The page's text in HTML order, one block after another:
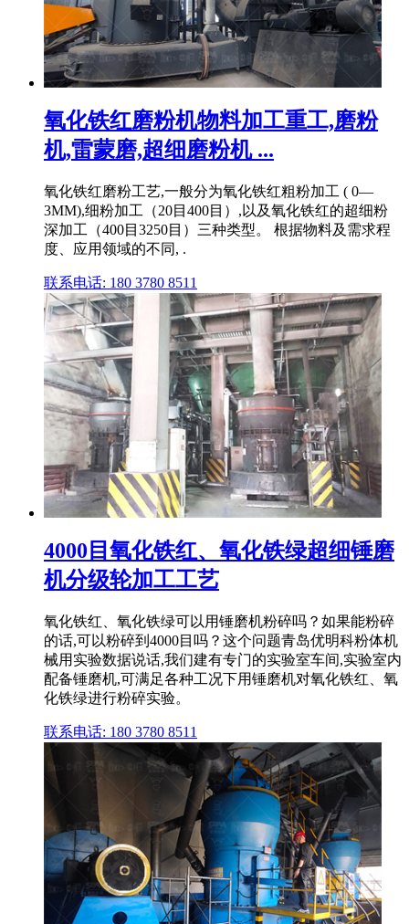
氧化铁红磨粉机物料加工重工,磨粉
机,雷蒙磨,超细磨粉机 ...
氧化铁红磨粉工艺,一般分为氧化铁红粗粉加工 ( 0—
3MM),细粉加工（20目400目）,以及氧化铁红的超细粉
深加工（400目3250目）三种类型。 根据物料及需求程
度、应用领域的不同, .
联系电话: 180 3780 8511
4000目氧化铁红、氧化铁绿超细锤磨
机分级轮加工工艺
氧化铁红、氧化铁绿可以用锤磨机粉碎吗？如果能粉碎
的话,可以粉碎到4000目吗？这个问题青岛优明科粉体机
械用实验数据说话,我们建有专门的实验室车间,实验室内
配备锤磨机,可满足各种工况下用锤磨机对氧化铁红、氧
化铁绿进行粉碎实验。
联系电话: 180 3780 8511